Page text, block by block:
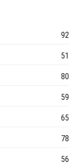
92
51
80
59
65
78
56